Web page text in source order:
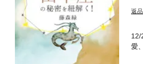
返
12/
愛